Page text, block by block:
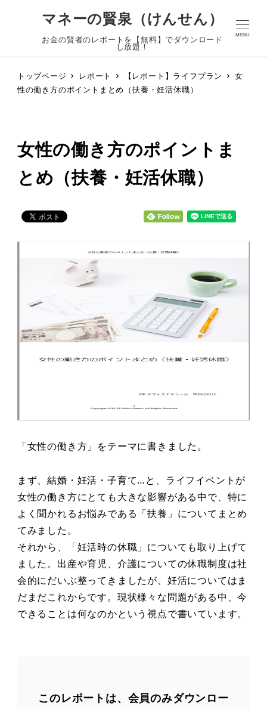
マネーの賢泉（けんせん）
お金の賢者のレポートを【無料】でダウンロード
し放題！
MENU
トップページ レポート 【レポート】ライフプラン
女
性の働き方のポイントまとめ（扶養・妊活休職）
女性の働き方のポイントま
とめ（扶養・妊活休職）
「女性の働き方」をテーマに書きました。
まず、結婚・妊活・子育て…と、ライフイベントが
女性の働き方にとても大きな影響がある中で、特に
よく聞かれるお悩みである「扶養」についてまとめ
てみました。
それから、「妊活時の休職」についても取り上げて
ました。出産や育児、介護についての休職制度は社
会的にだいぶ整ってきましたが、妊活についてはま
だまだこれからです。現状様々な問題がある中、今
できることは何なのかという視点で書いています。
このレポートは、会員のみダウンロー